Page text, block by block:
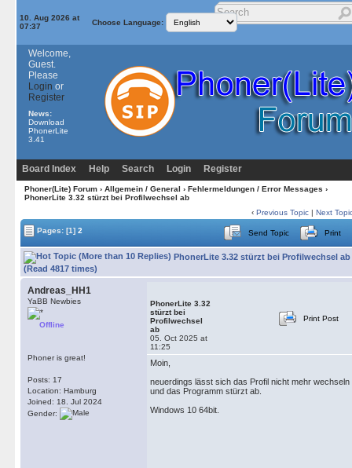
10. Aug 2026 at
07:37
Choose Language:
Welcome,
Guest.
Please
Login or
Register
News:
Download
PhonerLite
3.41
Board Index Help Search Login Register
Phoner(Lite) Forum› Allgemein / General › Fehlermeldungen / Error Messages ›
PhonerLite 3.32 stürzt bei Profilwechsel ab
‹ Previous Topic | Next
Pages: [1] 2 Send Topic Print
PhonerLite 3.32 stürzt bei Profilwechsel ab
(Read 4817 times)
Andreas_HH1
YaBB Newbies
Offline
Phoner is great!
Posts: 17
Location: Hamburg
Joined: 18. Jul 2024
Gender:
PhonerLite 3.32
stürzt bei
Profilwechsel
ab
05. Oct 2025 at
11:25
Print Post
Moin,
neuerdings lässt sich das Profil nicht mehr wechseln
und das Programm stürzt ab.
Windows 10 64bit.